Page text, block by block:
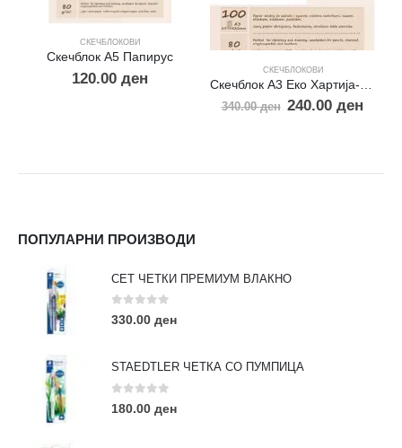
СКЕЧБЛОКОВИ
Скечблок А5 Папирус
120.00 ден
СКЕЧБЛОКОВИ
340.00ден 240.00ден
ПОПУЛАРНИ ПРОИЗВОДИ
СЕТ ЧЕТКИ ПРЕМИУМ ВЛАКНО
0out of 5
330.00 ден
STAEDTLER ЧЕТКА СО ПУМПИЦА
0 out of 5
180.00 ден